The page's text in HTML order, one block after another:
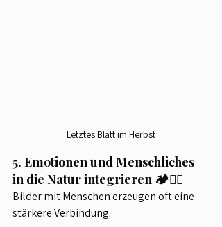
Letztes Blatt im Herbst
5. Emotionen und Menschliches
in die Natur integrieren 🏕️🚶‍♂️
Bilder mit Menschen erzeugen oft eine
stärkere Verbindung.